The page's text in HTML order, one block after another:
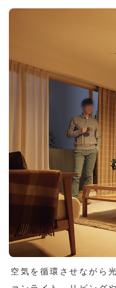
空気を循環させながら